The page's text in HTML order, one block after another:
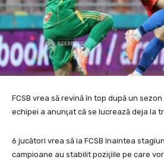
FCSB vrea să revină în top după un
echipei a anunţat că se lucrează deja la
6 jucători vrea să ia FCSB înaintea
campioane au stabilit poziţiile pe care